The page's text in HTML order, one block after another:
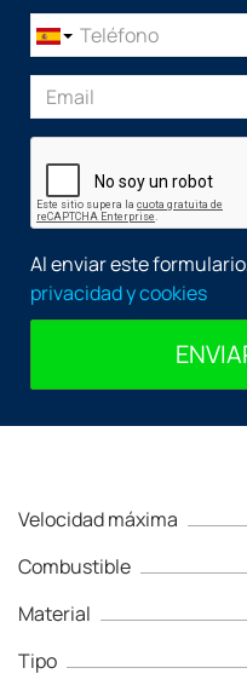
Velocidad máxima
Combustible
Material
Tipo
Al enviar este
privacidad y cookies